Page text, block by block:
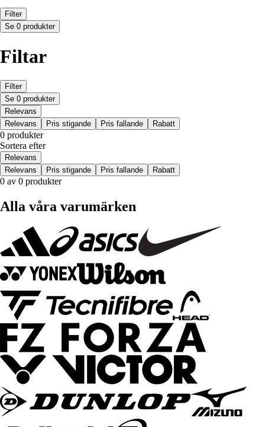
Filter
Se 0 produkter
Filtar
Filter
Se 0 produkter
Relevans
Relevans
Pris stigande Pris fallande Rabatt
0 produkter
Sortera efter
Relevans
Relevans
Pris stigande Pris fallande Rabatt
0 av 0 produkter
Alla våra varumärken